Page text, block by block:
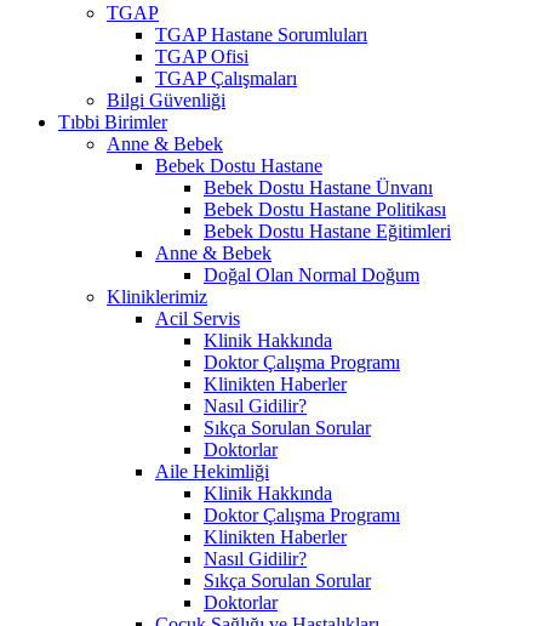
TGAP
TGAP Hastane Sorumluları
TGAP Ofisi
TGAP Çalışmaları
Bilgi Güvenliği
Tıbbi Birimler
Anne & Bebek
Bebek Dostu Hastane
Bebek Dostu Hastane Ünvanı
Bebek Dostu Hastane Politikası
Bebek Dostu Hastane Eğitimleri
Anne & Bebek
Doğal Olan Normal Doğum
Kliniklerimiz
Acil Servis
Klinik Hakkında
Doktor Çalışma Programı
Klinikten Haberler
Nasıl Gidilir?
Sıkça Sorulan Sorular
Doktorlar
Aile Hekimliği
Klinik Hakkında
Doktor Çalışma Programı
Klinikten Haberler
Nasıl Gidilir?
Sıkça Sorulan Sorular
Doktorlar